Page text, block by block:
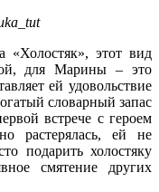
«Холостяк», этот вид
для Марины – это
ей удовольствие
словарный запас
встрече с героем
растерялась, ей не
подарить холостяку
смятение других